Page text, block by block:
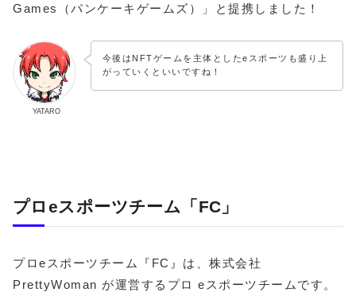
Games（パンケーキゲームズ）」と提携しました！
YATARO
今後はNFTゲームを主体としたeスポーツも盛り上
がっていくといいですね！
プロeスポーツチーム「FC」
プロeスポーツチーム『FC』は、株式会社
PrettyWoman が運営するプロ eスポーツチームです。